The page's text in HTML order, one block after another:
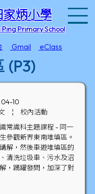
炳小學
Ping Primary School
Gmail eClass
(P3)
10
¦
校內活動
常識科主題課程 - 同一
參觀新界東南堆填區。
解，然後車遊堆填區的
清洗垃圾車、污水及沼
，踴躍發問，加深了對